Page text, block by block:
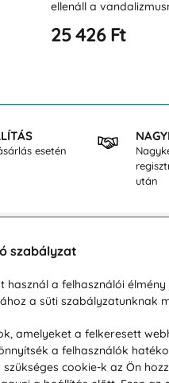
29 793 Ft
esetén
után
Reklamáció /
Szállítás és
Üzleti feltételek
Visszaküldési
szabályzat
használ a felhasználói
a süti szabályzatunknak
amelyeket a felkeresett
a felhasználók
cookie-k az Ön